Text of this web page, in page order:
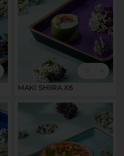
0 add
MAKI SHIIRA X6